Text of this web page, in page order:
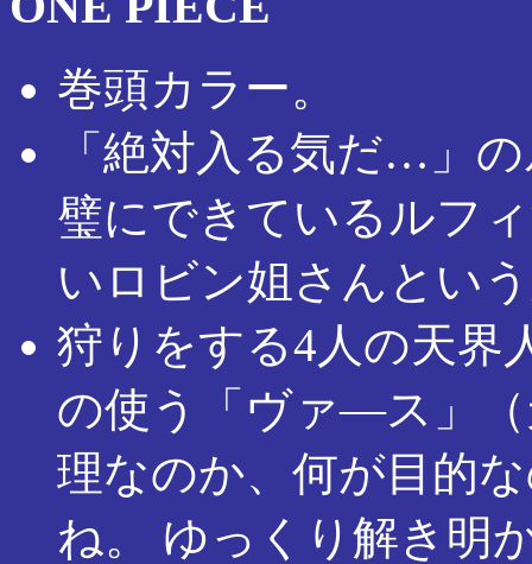
巻頭カラー。
「絶対入る気だ…」
璧にできているルフ
いロビン姐さんとい
狩りをする4人の天界
の使う「ヴァ―ス」
理なのか、何が目的
ね。 ゆっくり解き明